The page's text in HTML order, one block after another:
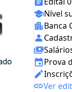
Nível
Banca
Prova
Ver